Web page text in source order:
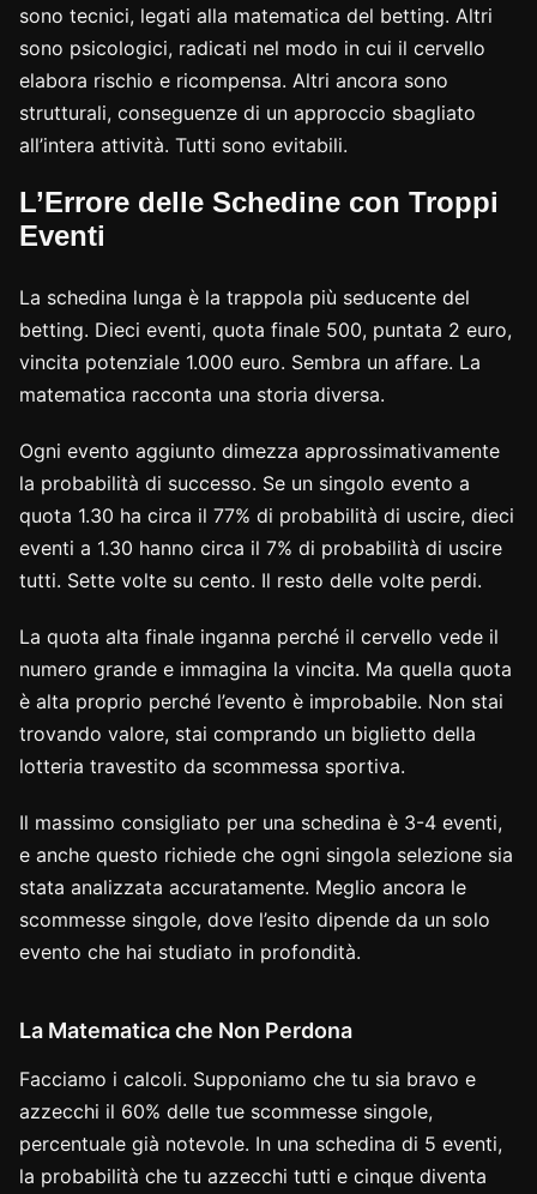
sono tecnici, legati alla matematica del betting. Altri
sono psicologici, radicati nel modo in cui il cervello
elabora rischio e ricompensa. Altri ancora sono
strutturali, conseguenze di un approccio sbagliato
all’intera attività. Tutti sono evitabili.
L’Errore delle Schedine con Troppi
Eventi
La schedina lunga è la trappola più seducente del
betting. Dieci eventi, quota finale 500, puntata 2 euro,
vincita potenziale 1.000 euro. Sembra un affare. La
matematica racconta una storia diversa.
Ogni evento aggiunto dimezza approssimativamente
la probabilità di successo. Se un singolo evento a
quota 1.30 ha circa il 77% di probabilità di uscire, dieci
eventi a 1.30 hanno circa il 7% di probabilità di uscire
tutti. Sette volte su cento. Il resto delle volte perdi.
La quota alta finale inganna perché il cervello vede il
numero grande e immagina la vincita. Ma quella quota
è alta proprio perché l’evento è improbabile. Non stai
trovando valore, stai comprando un biglietto della
lotteria travestito da scommessa sportiva.
Il massimo consigliato per una schedina è 3-4 eventi,
e anche questo richiede che ogni singola selezione sia
stata analizzata accuratamente. Meglio ancora le
scommesse singole, dove l’esito dipende da un solo
evento che hai studiato in profondità.
La Matematica che Non Perdona
Facciamo i calcoli. Supponiamo che tu sia bravo e
azzecchi il 60% delle tue scommesse singole,
percentuale già notevole. In una schedina di 5 eventi,
la probabilità che tu azzecchi tutti e cinque diventa